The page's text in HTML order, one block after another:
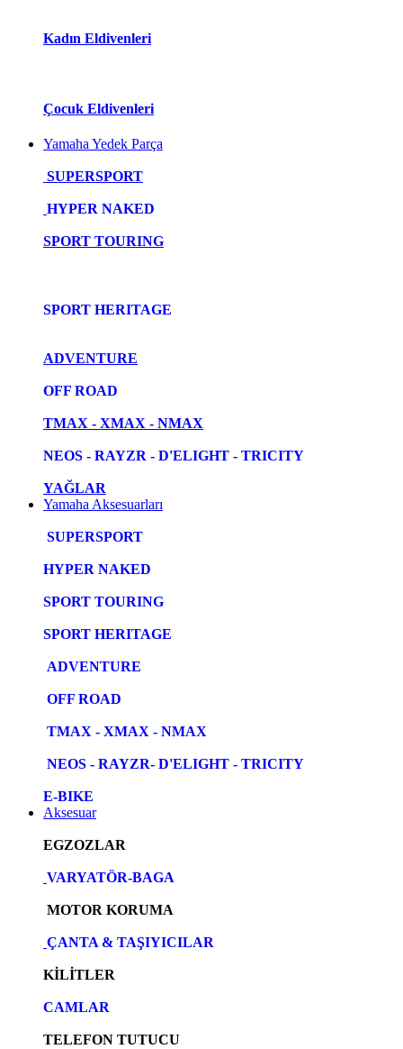
Kadın Eldivenleri
Çocuk Eldivenleri
Yamaha Yedek Parça
SUPERSPORT
HYPER NAKED
SPORT TOURING
SPORT HERITAGE
ADVENTURE
OFF ROAD
TMAX - XMAX - NMAX
NEOS - RAYZR - D'ELIGHT - TRICITY
YAĞLAR
Yamaha Aksesuarları
SUPERSPORT
HYPER NAKED
SPORT TOURING
SPORT HERITAGE
ADVENTURE
OFF ROAD
TMAX - XMAX - NMAX
NEOS - RAYZR- D'ELIGHT - TRICITY
E-BIKE
Aksesuar
EGZOZLAR
VARYATÖR-BAGA
MOTOR KORUMA
ÇANTA & TAŞIYICILAR
KİLİTLER
CAMLAR
TELEFON TUTUCU